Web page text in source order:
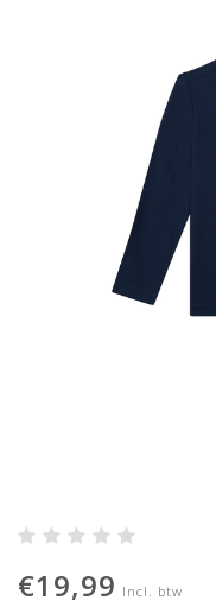
€19,99 Incl. btw